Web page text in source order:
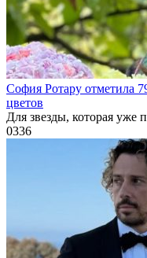
София Ротару отметила
цветов
Для звезды, которая уже
0336